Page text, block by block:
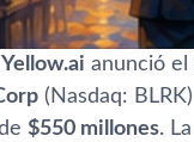
Yellow.ai anunció el
(Nasdaq:
$550 millones.